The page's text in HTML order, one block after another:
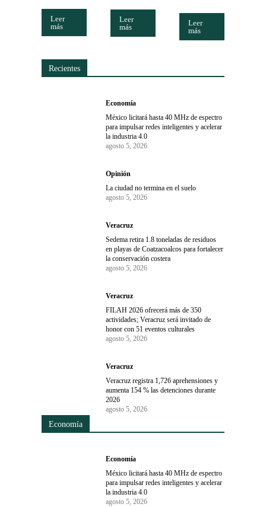
Leer
más
Leer
más
Leer
más
Recientes
Economía
México licitará hasta 40 MHz de espectro
para impulsar redes inteligentes y acelerar
la industria 4.0
agosto 5, 2026
Opinión
La ciudad no termina en el suelo
agosto 5, 2026
Veracruz
Sedema retira 1.8 toneladas de residuos
en playas de Coatzacoalcos para fortalecer
la conservación costera
agosto 5, 2026
Veracruz
FILAH 2026 ofrecerá más de 350
actividades; Veracruz será invitado de
honor con 51 eventos culturales
agosto 5, 2026
Veracruz
Veracruz registra 1,726 aprehensiones y
aumenta 154 % las detenciones durante
2026
agosto 5, 2026
Economía
Economía
México licitará hasta 40 MHz de espectro
para impulsar redes inteligentes y acelerar
la industria 4.0
agosto 5, 2026